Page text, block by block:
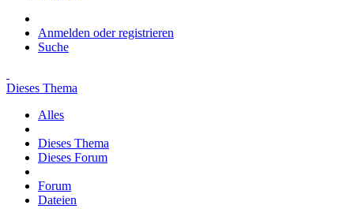
Anmelden oder registrieren
Suche
Dieses Thema
Alles
Dieses Thema
Dieses Forum
Forum
Dateien